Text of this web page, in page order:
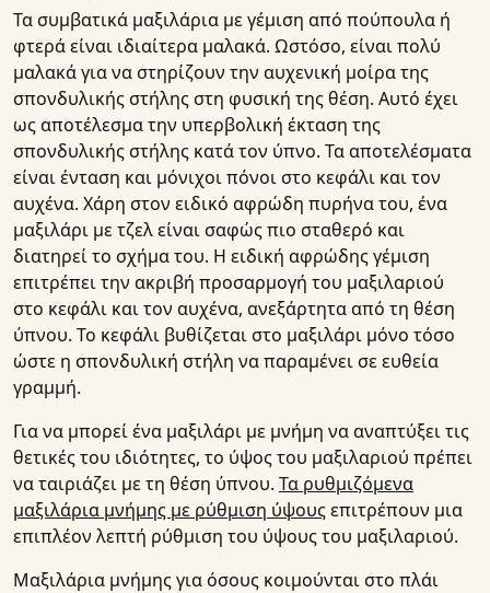
Τα συμβατικά μαξιλάρια με γέμιση από πούπουλα ή
φτερά είναι ιδιαίτερα μαλακά. Ωστόσο, είναι πολύ
μαλακά για να στηρίζουν την αυχενική μοίρα της
σπονδυλικής στήλης στη φυσική της θέση. Αυτό έχει
ως αποτέλεσμα την υπερβολική έκταση της
σπονδυλικής στήλης κατά τον ύπνο. Τα αποτελέσματα
είναι ένταση και μόνιχοι πόνοι στο κεφάλι και τον
αυχένα. Χάρη στον ειδικό αφρώδη πυρήνα του, ένα
μαξιλάρι με τζελ είναι σαφώς πιο σταθερό και
διατηρεί το σχήμα του. Η ειδική αφρώδης γέμιση
επιτρέπει την ακριβή προσαρμογή του μαξιλαριού
στο κεφάλι και τον αυχένα, ανεξάρτητα από τη θέση
ύπνου. Το κεφάλι βυθίζεται στο μαξιλάρι μόνο τόσο
ώστε η σπονδυλική στήλη να παραμένει σε ευθεία
γραμμή.
Για να μπορεί ένα μαξιλάρι με μνήμη να αναπτύξει τις
θετικές του ιδιότητες, το ύψος του μαξιλαριού πρέπει
να ταιριάζει με τη θέση ύπνου. Τα ρυθμιζόμενα
μαξιλάρια μνήμης με ρύθμιση ύψουςεπιτρέπουν μια
επιπλέον λεπτή ρύθμιση του ύψους του μαξιλαριού.
Μαξιλάρια μνήμης για όσους κοιμούνται στο πλάι